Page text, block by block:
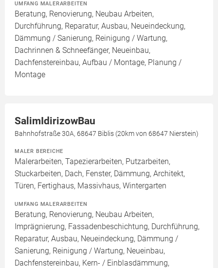
UMFANG MALERARBEITEN
Beratung, Renovierung, Neubau Arbeiten,
Durchführung, Reparatur, Ausbau, Neueindeckung,
Dämmung / Sanierung, Reinigung / Wartung,
Dachrinnen & Schneefänger, Neueinbau,
Dachfenstereinbau, Aufbau / Montage, Planung /
Montage
SalimIdirizowBau
Bahnhofstraße 30A, 68647 Biblis (20km von 68647 Nierstein)
MALER BEREICHE
Malerarbeiten, Tapezierarbeiten, Putzarbeiten,
Stuckarbeiten, Dach, Fenster, Dämmung, Architekt,
Türen, Fertighaus, Massivhaus, Wintergarten
UMFANG MALERARBEITEN
Beratung, Renovierung, Neubau Arbeiten,
Imprägnierung, Fassadenbeschichtung, Durchführung,
Reparatur, Ausbau, Neueindeckung, Dämmung /
Sanierung, Reinigung / Wartung, Neueinbau,
Dachfenstereinbau, Kern- / Einblasdämmung,